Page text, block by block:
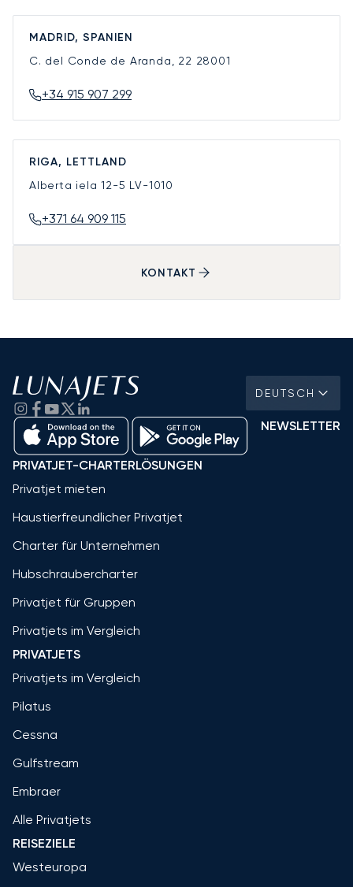
MADRID, SPANIEN
C. del Conde de Aranda, 22 28001
+34 915 907 299
RIGA, LETTLAND
Alberta iela 12-5 LV-1010
+371 64 909 115
KONTAKT
DEUTSCH
NEWSLETTER
PRIVATJET-CHARTERLÖSUNGEN
Privatjet mieten
Haustierfreundlicher Privatjet
Charter für Unternehmen
Hubschraubercharter
Privatjet für Gruppen
Privatjets im Vergleich
PRIVATJETS
Privatjets im Vergleich
Pilatus
Cessna
Gulfstream
Embraer
Alle Privatjets
REISEZIELE
Westeuropa